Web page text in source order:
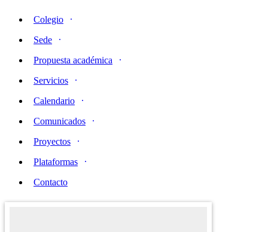
Colegio
Sede
Propuesta académica
Servicios
Calendario
Comunicados
Proyectos
Plataformas
Contacto